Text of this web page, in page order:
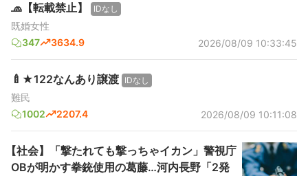
🧢【転載禁止】
IDなし
既婚女性
347
3634.9 2026/08/09 10:33:45
🍼★122なんあり譲渡 IDなし
難民
1002
2207.4 2026/08/09 10:11:08
【社会】「撃たれても撃っちゃイカン」警視庁
OBが明かす拳銃使用の葛藤…河内長野「2発